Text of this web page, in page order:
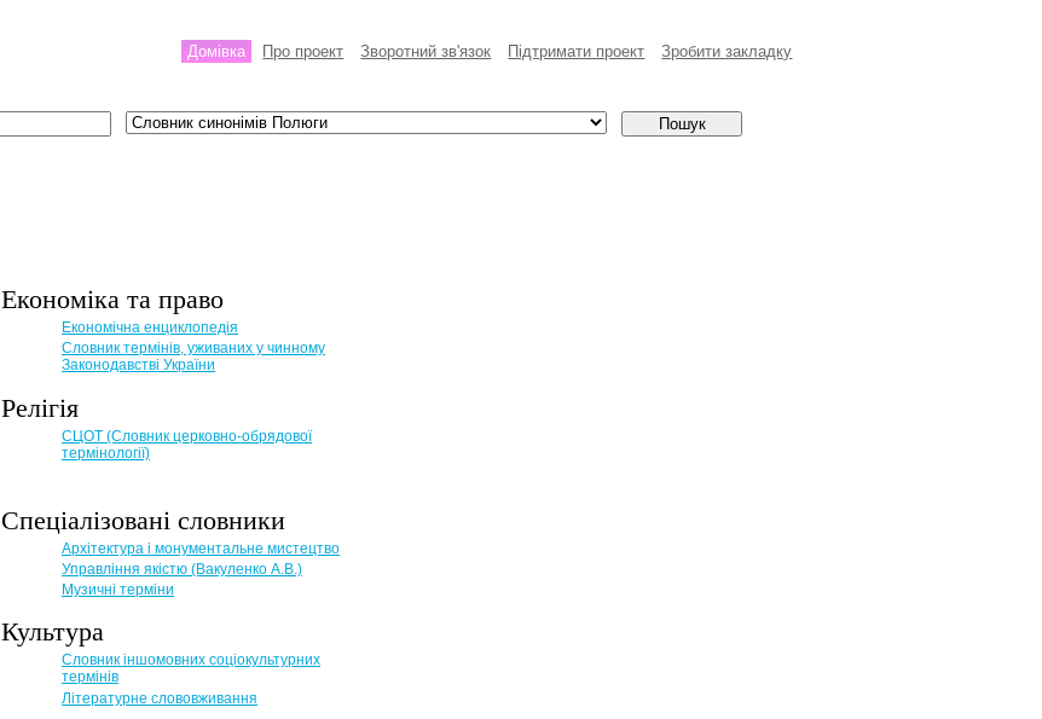
Домівка Про проект Зворотний зв'язок Пiдтримати проект Зробити закладку
Економіка та право
Eкономічна енциклопедія
Словник термінів, уживаних у чинному
Законодавстві України
Релігія
СЦОТ (Словник церковно-обрядової
термінології)
Спеціалізовані словники
Архітектура і монументальне мистецтво
Управління якістю (Вакуленко А.В.)
Музичні терміни
Культура
Словник іншомовних соціокультурних
термінів
Літературне слововживання